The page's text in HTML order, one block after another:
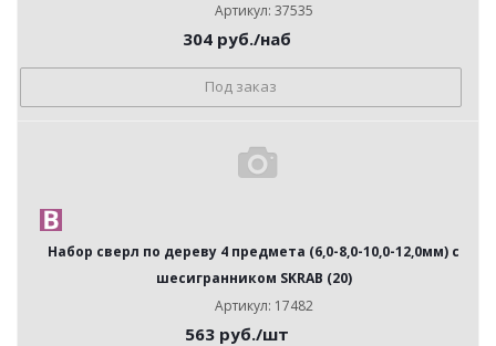
Артикул: 37535
304 руб./наб
Под заказ
Набор сверл по дереву 4 предмета (6,0-8,0-10,0-12,0мм) с
шесигранником SKRAB (20)
Артикул: 17482
563 руб./шт